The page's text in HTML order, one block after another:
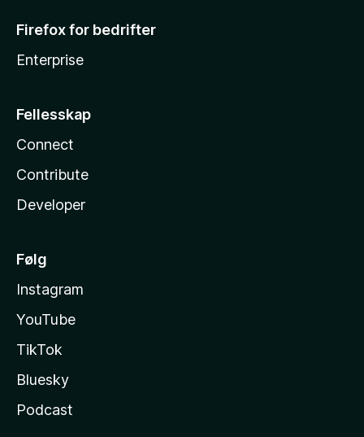
Firefox for bedrifter
Enterprise
Fellesskap
Connect
Contribute
Developer
Følg
Instagram
YouTube
TikTok
Bluesky
Podcast